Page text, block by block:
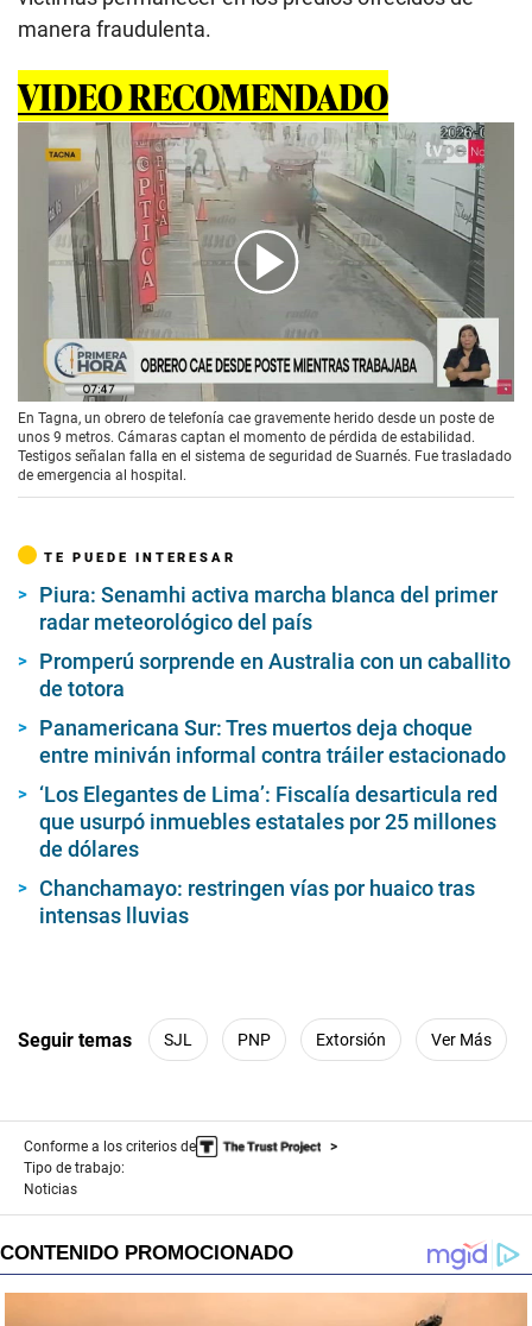
manera fraudulenta.
VIDEO RECOMENDADO
00:00/00:37
En Tagna, un obrero de telefonía cae gravemente herido desde un poste de
unos 9 metros. Cámaras captan el momento de pérdida de estabilidad.
Testigos señalan falla en el sistema de seguridad de Suarnés. Fue trasladado
de emergencia al hospital.
TE PUEDE INTERESAR
Piura: Senamhi activa marcha blanca del primer
radar meteorológico del país
Promperú sorprende en Australia con un caballito
de totora
Panamericana Sur: Tres muertos deja choque
entre miniván informal contra tráiler estacionado
‘Los Elegantes de Lima’: Fiscalía desarticula red
que usurpó inmuebles estatales por 25 millones
de dólares
Chanchamayo: restringen vías por huaico tras
intensas lluvias
Seguir temas SJL PNP Extorsión Ver Más
Conforme a los criterios de
Tipo de trabajo:
Noticias